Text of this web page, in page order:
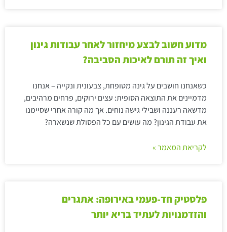
מדוע חשוב לבצע מיחזור לאחר עבודות גינון
ואיך זה תורם לאיכות הסביבה?
כשאנחנו חושבים על גינה מטופחת, צבעונית ונקייה – אנחנו
מדמיינים את התוצאה הסופית: עצים ירוקים, פרחים מרהיבים,
מדשאה רעננה ושבילי גישה נוחים. אך מה קורה אחרי שסיימנו
את עבודת הגינון? מה עושים עם כל הפסולת שנשארה?
לקריאת המאמר »
פלסטיק חד-פעמי באירופה: אתגרים
והזדמנויות לעתיד בריא יותר